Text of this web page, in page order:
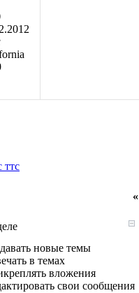
ттс
«
новые темы
в темах
вложения
свои сообщения